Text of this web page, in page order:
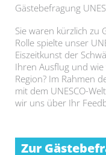
Gästebefragung
Sie waren kürzlich zu
Rolle spielte unser
Eiszeitkunst der
Ihren Ausflug und
Region? Im Rahmen
mit dem UNESCO-
wir uns über Ihr
Zur